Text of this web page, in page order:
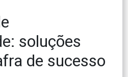
soluções
de sucesso